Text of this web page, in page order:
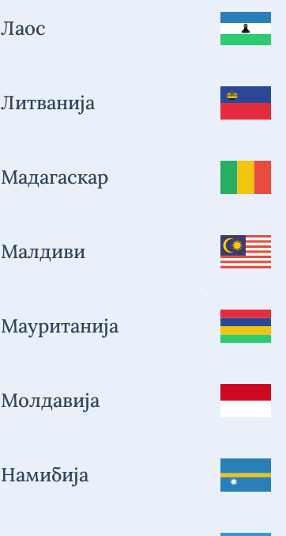
Лаос
Литванија
Мадагаскар
Малдиви
Мауританија
Молдавија
Намибија